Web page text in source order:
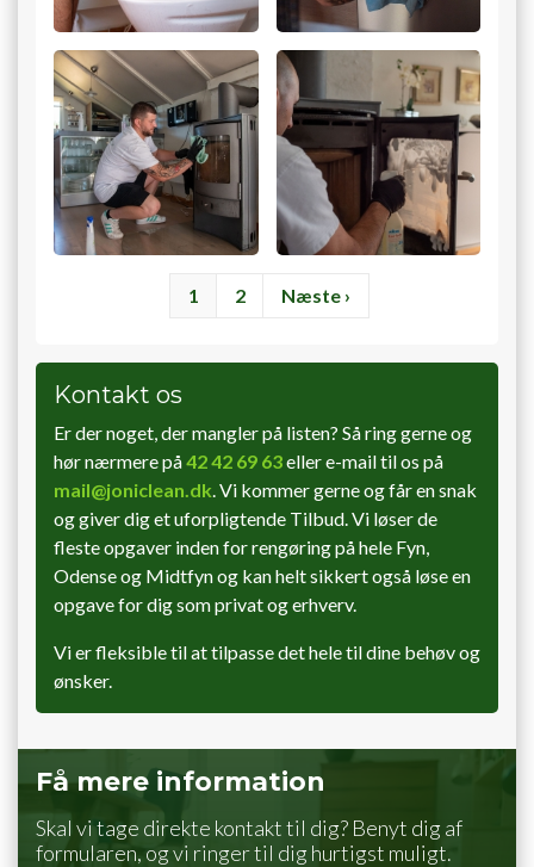
Sideinddeling
Side
1 Side
2
Næste
Næste ›
Kontakt os
Er der noget, der mangler på listen? Så ring gerne og
hør nærmere på42 42 69 63eller e-mail til os på
mail@joniclean.dk . Vi kommer gerne og får en snak
og giver dig et uforpligtende Tilbud. Vi løser de
fleste opgaver inden for rengøring på hele Fyn,
Odense og Midtfyn og kan helt sikkert også løse en
opgave for dig som privat og erhverv.
Vi er fleksible til at tilpasse det hele til dine behøv og
ønsker.
Få mere information
Skal vi tage direkte kontakt til dig? Benyt dig af
formularen, og vi ringer til dig hurtigst muligt.